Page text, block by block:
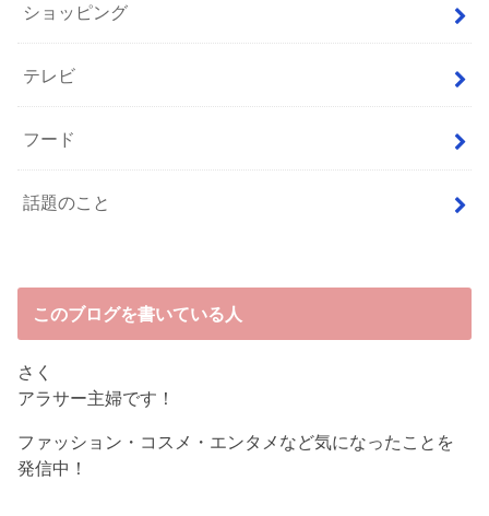
ショッピング
テレビ
フード
話題のこと
このブログを書いている人
さく
アラサー主婦です！
ファッション・コスメ・エンタメなど気になったことを
発信中！